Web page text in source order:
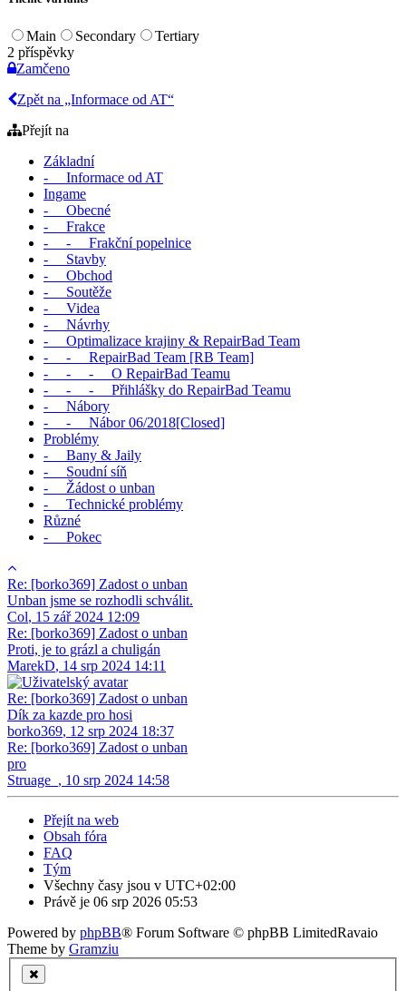
Main Secondary
Tertiary
2 příspěvky
Zamčeno
Zpět na „Informace od AT“
Přejít na
Základní
- Informace od AT
Ingame
- Obecné
- Frakce
- - Frakční popelnice
- Stavby
- Obchod
- Soutěže
- Videa
- Návrhy
- Optimalizace krajiny & RepairBad Team
- - RepairBad Team [RB Team]
- - - O RepairBad Teamu
- - - Přihlášky do RepairBad Teamu
- Nábory
- - Nábor 06/2018[Closed]
Problémy
- Bany & Jaily
- Soudní síň
- Žádost o unban
- Technické problémy
Různé
- Pokec
Re: [borko369] Zadost o unban
Unban jsme se rozhodli schválit.
Col, 15 zář 2024 12:09
Re: [borko369] Zadost o unban
Proti, je to grázl a chuligán
MarekD, 14 srp 2024 14:11
Re: [borko369] Zadost o unban
Dík za kazde pro hosi
borko369, 12 srp 2024 18:37
Re: [borko369] Zadost o unban
pro
Struage_ , 10 srp 2024 14:58
Přejít na web
Obsah fóra
FAQ
Tým
Všechny časy jsou v UTC+02:00
Právě je 06 srp 2026 05:53
Powered by phpBB® Forum Software © phpBB LimitedRavaio
Theme by Gramziu